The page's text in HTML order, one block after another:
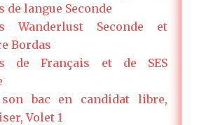
de langue Seconde
Wanderlust Seconde et
Bordas
de Français et de SES
son bac en candidat libre,
Volet 1